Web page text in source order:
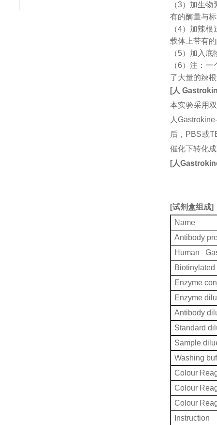
（3）加生
有的酶量与
（4）加辣
载体上带有
（5）加入
（6）注：
了大量的辣
[人
本实验采用
人
后，PBS或
催化下转化
[人
[试剂盒组成]
Name
Antibody
Human
Enzyme
Enzyme
Antibody
Standard
Sample
Washing
Colour
Colour
Colour
Instruction